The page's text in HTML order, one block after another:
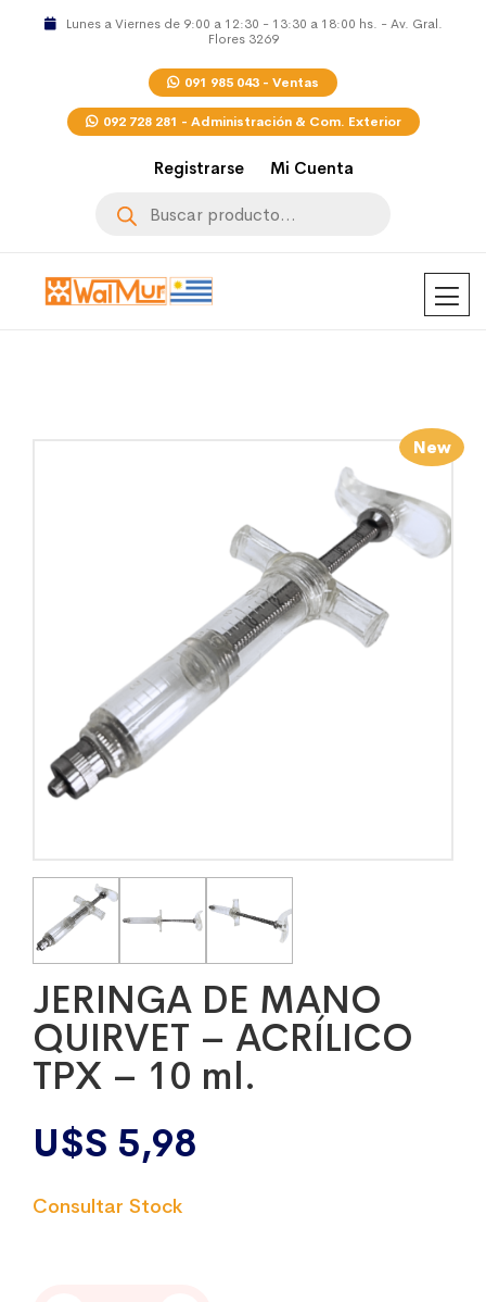
Lunes a Viernes de 9:00 a 12:30 - 13:30 a 18:00 hs. - Av. Gral.
Flores 3269
091 985 043 - Ventas
092 728 281 - Administración & Com. Exterior
Registrarse Mi Cuenta
New
JERINGA DE MANO
QUIRVET – ACRÍLICO
TPX – 10 ml.
U$S 5,98